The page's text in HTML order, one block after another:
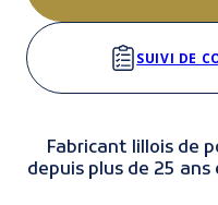
SUIVI DE
Fabricant lillois de
depuis plus de 25